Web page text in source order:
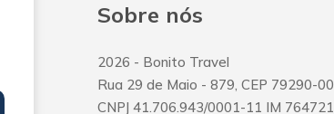
Sobre nós
2026 - Bonito Travel
Rua 29 de Maio - 879, CEP 79290-00
CNPJ 41.706.943/0001-11 IM 764721